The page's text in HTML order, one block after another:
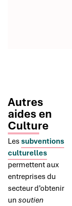
Autres
aides en
Culture
Les subventions
culturelles
permettent aux
entreprises du
secteur d’obtenir
un soutien